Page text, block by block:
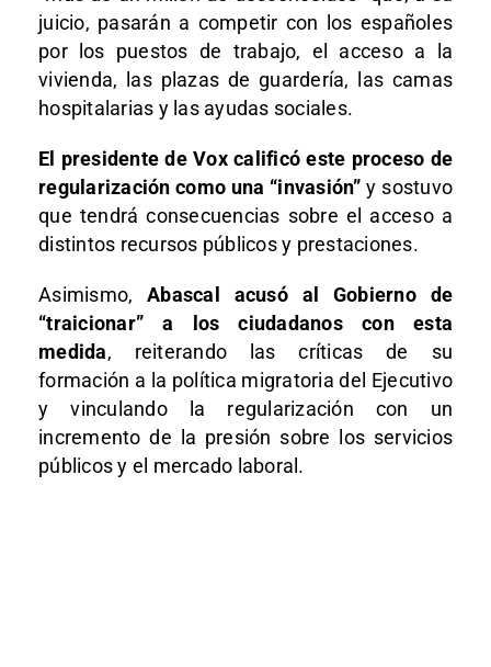
juicio, pasarán a competir con los españoles
por los puestos de trabajo, el acceso a la
vivienda, las plazas de guardería, las camas
hospitalarias y las ayudas sociales.
El presidente de Vox calificó este proceso de
regularización como una “invasión” y sostuvo
que tendrá consecuencias sobre el acceso a
distintos recursos públicos y prestaciones.
Asimismo, Abascal acusó al Gobierno de
“traicionar” a los ciudadanos con esta
medida, reiterando las críticas de su
formación a la política migratoria del Ejecutivo
y vinculando la regularización con un
incremento de la presión sobre los servicios
públicos y el mercado laboral.